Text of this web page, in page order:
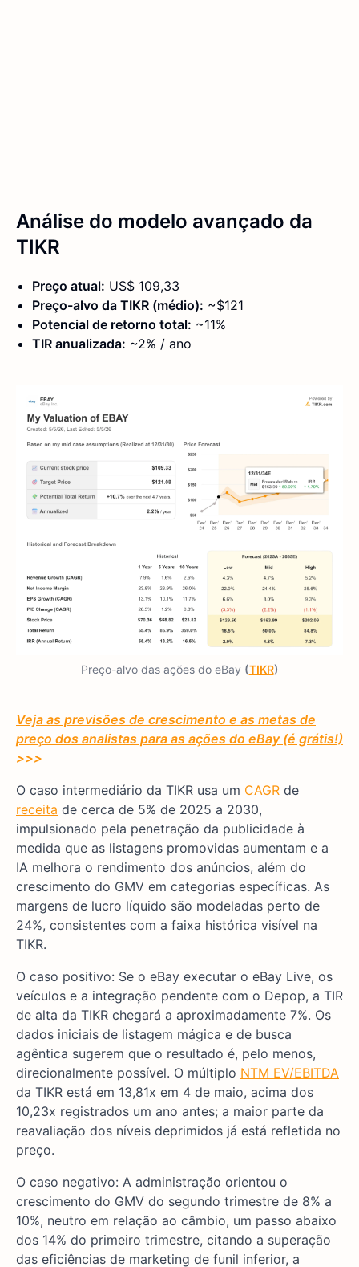
Análise do modelo avançado da
TIKR
Preço atual: US$ 109,33
Preço-alvo da TIKR (médio): ~$121
Potencial de retorno total: ~11%
TIR anualizada: ~2% / ano
Preço-alvo das ações do eBay (TIKR)
Veja as previsões de crescimento e as metas de
preço dos analistas para as ações do eBay (é grátis!)
>>>
O caso intermediário da TIKR usa um CAGR de
receita de cerca de 5% de 2025 a 2030,
impulsionado pela penetração da publicidade à
medida que as listagens promovidas aumentam e a
IA melhora o rendimento dos anúncios, além do
crescimento do GMV em categorias específicas. As
margens de lucro líquido são modeladas perto de
24%, consistentes com a faixa histórica visível na
TIKR.
O caso positivo: Se o eBay executar o eBay Live, os
veículos e a integração pendente com o Depop, a TIR
de alta da TIKR chegará a aproximadamente 7%. Os
dados iniciais de listagem mágica e de busca
agêntica sugerem que o resultado é, pelo menos,
direcionalmente possível. O múltiplo NTM EV/EBITDA
da TIKR está em 13,81x em 4 de maio, acima dos
10,23x registrados um ano antes; a maior parte da
reavaliação dos níveis deprimidos já está refletida no
preço.
O caso negativo: A administração orientou o
crescimento do GMV do segundo trimestre de 8% a
10%, neutro em relação ao câmbio, um passo abaixo
dos 14% do primeiro trimestre, citando a superação
das eficiências de marketing de funil inferior, a